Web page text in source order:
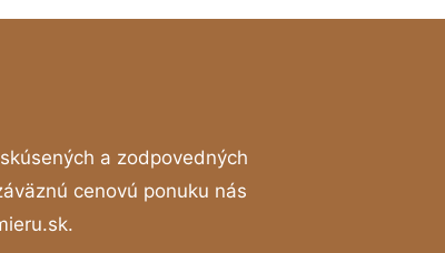
a zodpovedných
cenovú ponuku nás